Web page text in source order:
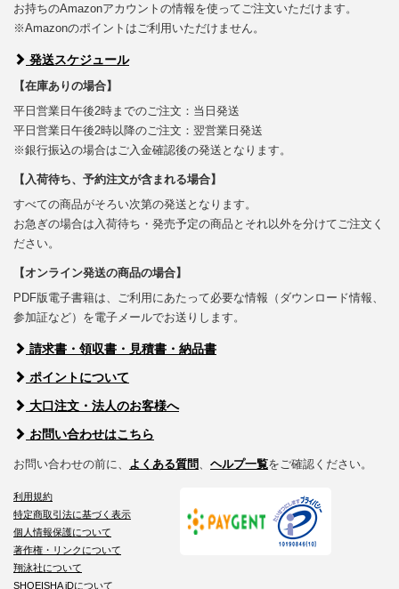
お持ちのAmazonアカウントの情報を使ってご注文いただけます。
※Amazonのポイントはご利用いただけません。
発送スケジュール
【在庫ありの場合】
平日営業日午後2時までのご注文：当日発送
平日営業日午後2時以降のご注文：翌営業日発送
※銀行振込の場合はご入金確認後の発送となります。
【入荷待ち、予約注文が含まれる場合】
すべての商品がそろい次第の発送となります。
お急ぎの場合は入荷待ち・発売予定の商品とそれ以外を分けてご注文く
ださい。
【オンライン発送の商品の場合】
PDF版電子書籍は、ご利用にあたって必要な情報（ダウンロード情報、
参加証など）を電子メールでお送りします。
請求書・領収書・見積書・納品書
ポイントについて
大口注文・法人のお客様へ
お問い合わせはこちら
お問い合わせの前に、 よくある質問 ヘルプ一覧をご確認ください。
利用規約
特定商取引法に基づく表示
個人情報保護について
著作権・リンクについて
翔泳社について
SHOEISHA iDについて